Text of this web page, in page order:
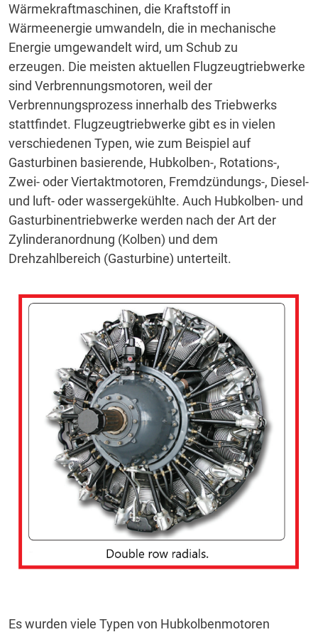
Wärmekraftmaschinen, die Kraftstoff in
Wärmeenergie umwandeln, die in mechanische
Energie umgewandelt wird, um Schub zu
erzeugen. Die meisten aktuellen Flugzeugtriebwerke
sind Verbrennungsmotoren, weil der
Verbrennungsprozess innerhalb des Triebwerks
stattfindet. Flugzeugtriebwerke gibt es in vielen
verschiedenen Typen, wie zum Beispiel auf
Gasturbinen basierende, Hubkolben-, Rotations-,
Zwei- oder Viertaktmotoren, Fremdzündungs-, Diesel-
und luft- oder wassergekühlte. Auch Hubkolben- und
Gasturbinentriebwerke werden nach der Art der
Zylinderanordnung (Kolben) und dem
Drehzahlbereich (Gasturbine) unterteilt.
Es wurden viele Typen von Hubkolbenmotoren